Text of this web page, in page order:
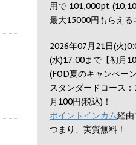
用で 101,000pt
最大15000円もらえる
2026年07月21日(火
(水)17:00まで【初月
(FOD夏のキャンペー
スタンダードコース
月100円(税込)！
ポイントインカム経由
つまり、実質無料！